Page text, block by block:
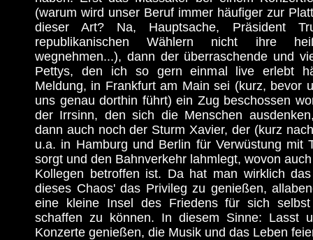
(warum wird unser Beruf immer häufiger zur
dieser Art? Na, Hauptsache, Präsident
republikanischen Wählern nicht ihre
wegnehmen...), dann der überraschende und
Pettys, den ich so gern einmal live erlebt
Meldung, in Frankfurt am Main sei (kurz, bevor
uns genau dorthin führt) ein Zug beschossen
der Irrsinn, den sich die Menschen
dann auch noch der Sturm Xavier, der (kurz
u.a. in Hamburg und Berlin für Verwüstung mit
sorgt und den Bahnverkehr lahmlegt, wovon
Kollegen betroffen ist. Da hat man wirklich
dieses Chaos' das Privileg zu genießen,
eine kleine Insel des Friedens für sich
schaffen zu können. In diesem Sinne: Lasst
Konzerte genießen, die Musik und das Leben